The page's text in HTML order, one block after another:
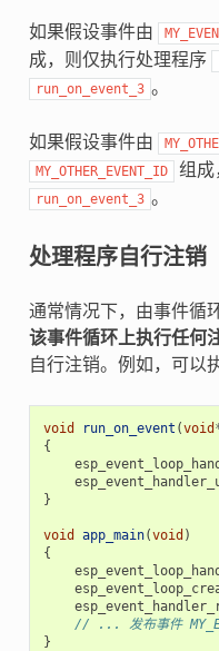
如果假设事件由
成，则仅执行处理程序
run_on_event_3 。
如果假设事件由
MY_OTHER_EVENT_ID 组成
run_on_event_3 。
处理程序自行注销
通常情况下，由事件循
该事件循环上执行任何
自行注销。例如，可以
void run_on_event (void
{
}
void app_main(void )
{
// ... 发布事件
}